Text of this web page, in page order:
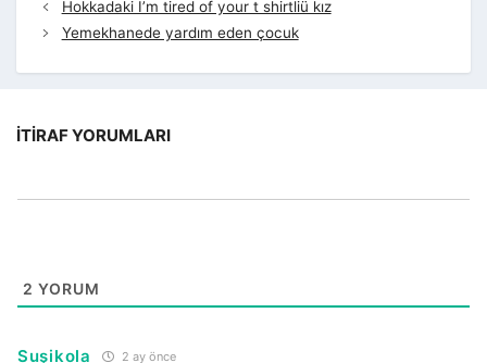
Hokkadaki I’m tired of your t shirtliü kız
Yemekhanede yardım eden çocuk
İTIRAF YORUMLARI
2 YORUM
Suşikola 2 ay önce